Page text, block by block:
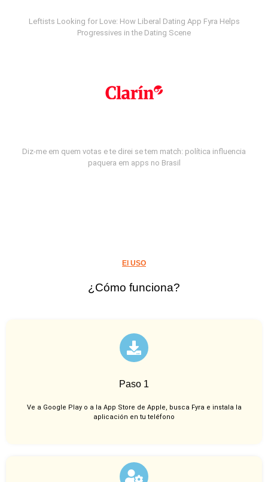
Leftists Looking for Love: How Liberal Dating App Fyra Helps
Progressives in the Dating Scene
Diz-me em quem votas e te direi se tem match: política influencia
paquera em apps no Brasil
El USO
¿Cómo funciona?
Paso 1
Ve a Google Play o a la App Store de Apple, busca Fyra e instala la
aplicación en tu teléfono